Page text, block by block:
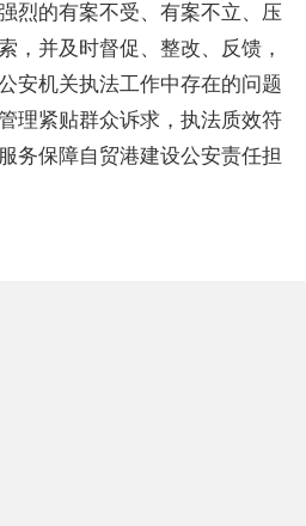
烈的有案不受、有案不立、压
，并及时督促、整改、反馈，
安机关执法工作中存在的问题
理紧贴群众诉求，执法质效符
务保障自贸港建设公安责任担